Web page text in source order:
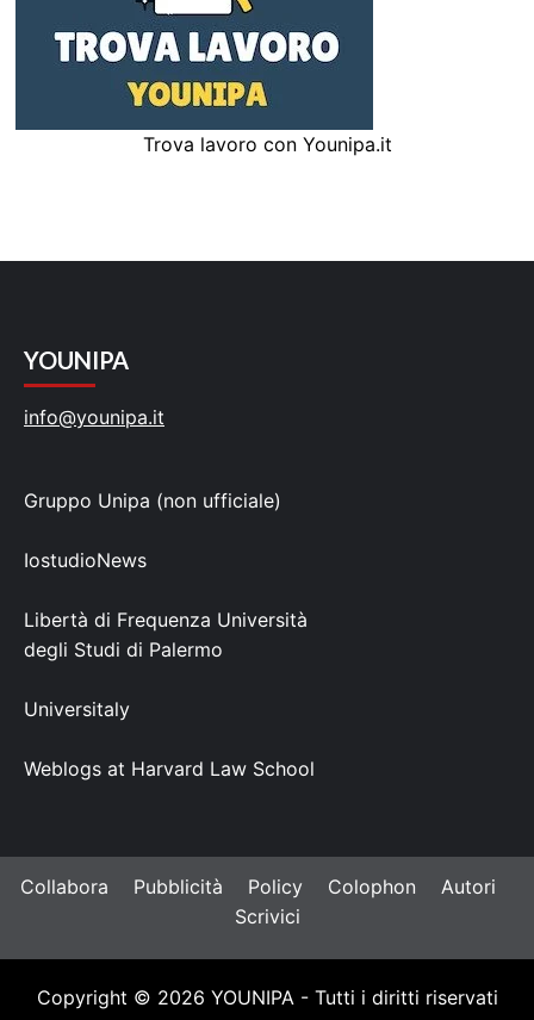
Trova lavoro con Younipa.it
YOUNIPA
info@younipa.it
Gruppo Unipa (non ufficiale)
IostudioNews
Libertà di Frequenza Università
degli Studi di Palermo
Universitaly
Weblogs at Harvard Law School
Collabora Pubblicità Policy Colophon
Autori
Scrivici
Copyright © 2026 YOUNIPA - Tutti i diritti riservati